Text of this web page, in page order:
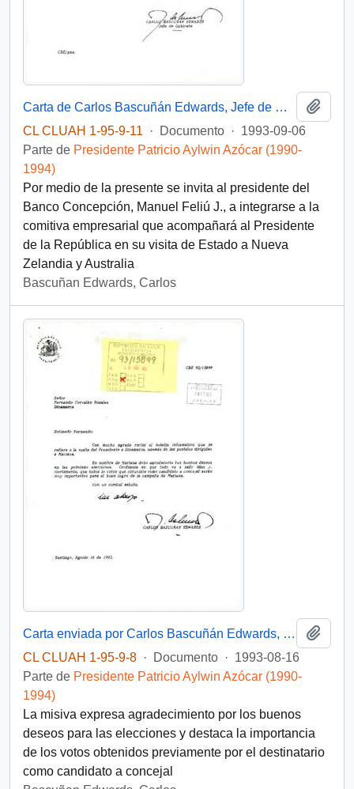
Carta de Carlos Bascuñán Edwards, Jefe de Gabinete, dirigida al Señor Manuel Feliú J., Presidente Banco Concepción
CL CLUAH 1-95-9-11
· Documento · 1993-09-06
Parte de Presidente Patricio Aylwin Azócar (1990-
1994)
Por medio de la presente se invita al presidente del
Banco Concepción, Manuel Feliú J., a integrarse a la
comitiva empresarial que acompañará al Presidente
de la República en su visita de Estado a Nueva
Zelandia y Australia
Bascuñan Edwards, Carlos
Carta enviada por Carlos Bascuñán Edwards, Jefe de Gabinete Presidencial, a Fernando Corvalán Rosales, agradeciendo el envío de un boletín informativo sobre la visita del Presidente de Chile a Dinamarca
CL CLUAH 1-95-9-8 · Documento · 1993-08-16
Parte de Presidente Patricio Aylwin Azócar (1990-
1994)
La misiva expresa agradecimiento por los buenos
deseos para las elecciones y destaca la importancia
de los votos obtenidos previamente por el destinatario
como candidato a concejal